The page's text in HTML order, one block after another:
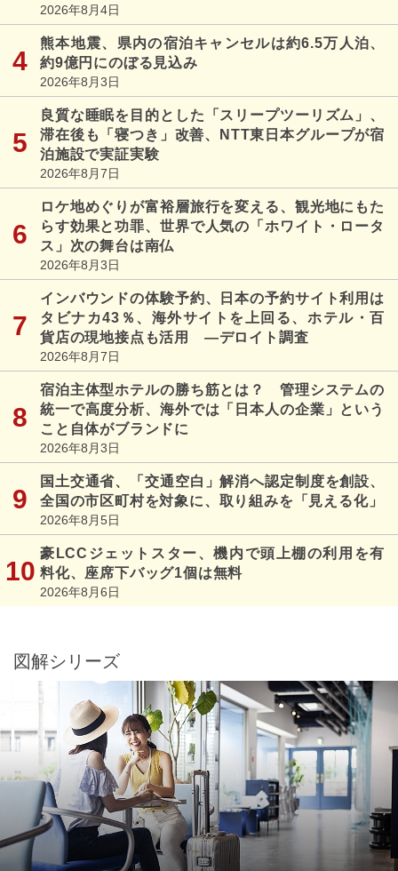
2026年8月4日
熊本地震、県内の宿泊キャンセルは約6.5万人泊、
約9億円にのぼる見込み
2026年8月3日
良質な睡眠を目的とした「スリープツーリズム」、
滞在後も「寝つき」改善、NTT東日本グループが宿
泊施設で実証実験
2026年8月7日
ロケ地めぐりが富裕層旅行を変える、観光地にもた
らす効果と功罪、世界で人気の「ホワイト・ロータ
ス」次の舞台は南仏
2026年8月3日
インバウンドの体験予約、日本の予約サイト利用は
タビナカ43％、海外サイトを上回る、ホテル・百
貨店の現地接点も活用 ―デロイト調査
2026年8月7日
宿泊主体型ホテルの勝ち筋とは？ 管理システムの
統一で高度分析、海外では「日本人の企業」という
こと自体がブランドに
2026年8月3日
国土交通省、「交通空白」解消へ認定制度を創設、
全国の市区町村を対象に、取り組みを「見える化」
2026年8月5日
豪LCCジェットスター、機内で頭上棚の利用を有
料化、座席下バッグ1個は無料
2026年8月6日
図解シリーズ